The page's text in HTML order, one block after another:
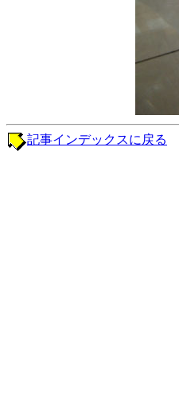
記事インデックスに戻る